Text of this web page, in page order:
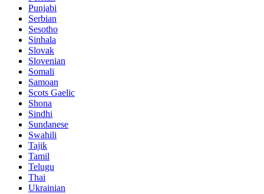
Punjabi
Serbian
Sesotho
Sinhala
Slovak
Slovenian
Somali
Samoan
Scots Gaelic
Shona
Sindhi
Sundanese
Swahili
Tajik
Tamil
Telugu
Thai
Ukrainian